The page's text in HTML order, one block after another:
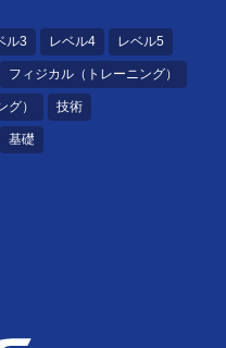
ル3 レベル4 レベル5
フィジカル（トレーニング）
） 技術
基礎